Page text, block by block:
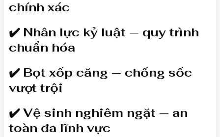
chính xác
✔️ Nhân lực kỷ luật — quy trình
chuẩn hóa
✔️ Bọt xốp căng — chống sốc
vượt trội
✔️ Vệ sinh nghiêm ngặt — an
toàn đa lĩnh vực